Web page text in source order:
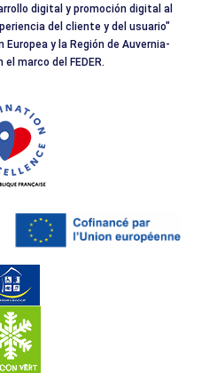
digital y promoción digital al
del cliente y del usuario"
y la Región de Auvernia-
el marco del FEDER.